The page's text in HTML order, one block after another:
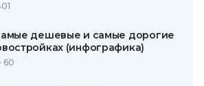
дешевые и самые дорогие
(инфографика)
60